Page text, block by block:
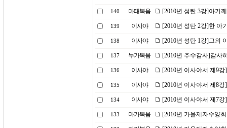
140 마태복음 [2010년 성탄 3강]아기
139 이사야 [2010년 성탄 2강]한 아
138 이사야 [2010년 성탄 1강]그의
137 누가복음 [2010년 추수감사]감사
136 이사야 [2010년 이사야서 제9
135 이사야 [2010년 이사야서 제8
134 이사야 [2010년 이사야서 제7
133 마가복음 [2010년 가을제자수양